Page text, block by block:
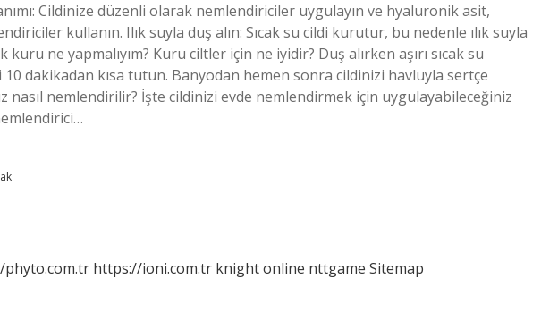
Cildinize düzenli olarak nemlendiriciler uygulayın ve hyaluronik asit,
kullanın. Ilık suyla duş alın: Sıcak su cildi kurutur, bu nedenle ılık suyla
ne yapmalıyım? Kuru ciltler için ne iyidir? Duş alırken aşırı sıcak su
dakikadan kısa tutun. Banyodan hemen sonra cildinizi havluyla sertçe
nasıl nemlendirilir? İşte cildinizi evde nemlendirmek için uygulayabileceğiniz
https://ioni.com.tr knight online nttgame Sitemap